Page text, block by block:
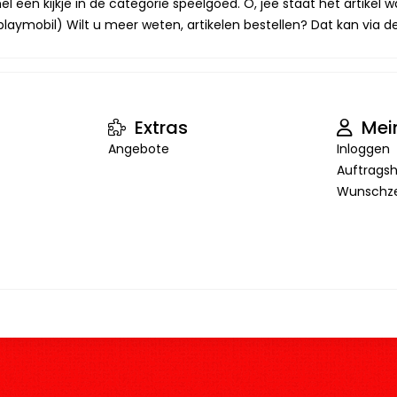
een kijkje in de categorie speelgoed. O, jee staat het artikel
Wilt u meer weten, artikelen bestellen? Dat kan via
Extras
Angebote
Inloggen